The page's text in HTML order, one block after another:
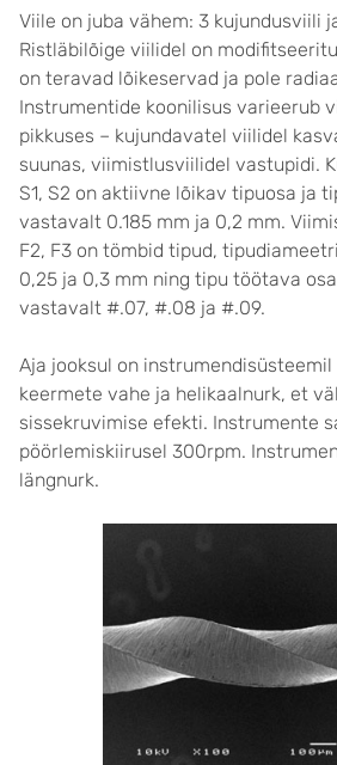
Viile on juba vähem: 3 kujundusviili
Ristläbilõige viilidel on
on teravad lõikeservad ja pole
Instrumentide koonilisus varieerub
pikkuses – kujundavatel viilidel
suunas, viimistlusviilidel vastupidi.
S1, S2 on aktiivne lõikav tipuosa ja
vastavalt 0.185 mm ja 0,2 mm.
F2, F3 on tömbid tipud,
0,25 ja 0,3 mm ning tipu töötava
vastavalt #.07, #.08 ja #.09.
Aja jooksul on
keermete vahe ja helikaalnurk, et
sissekruvimise efekti. Instrumente
pöörlemiskiirusel 300rpm.
längnurk.